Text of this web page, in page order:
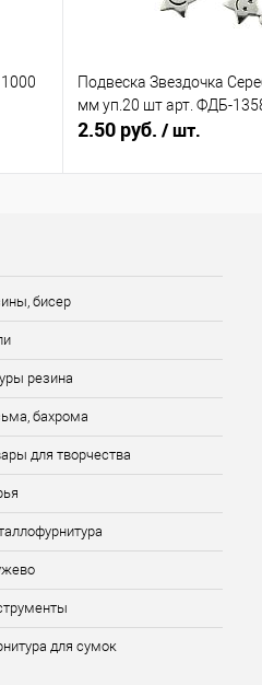
Подвеска Звездочка
мм уп.20 шт арт. ФДБ-
2.50 руб. / шт.
бисер
резина
бахрома
для творчества
для сумок